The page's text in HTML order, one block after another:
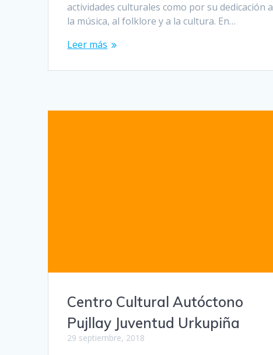
actividades culturales como por su dedicación a
la música, al folklore y a la cultura. En…
Leer más
Centro Cultural Autóctono
Pujllay Juventud Urkupiña
29 septiembre, 2018